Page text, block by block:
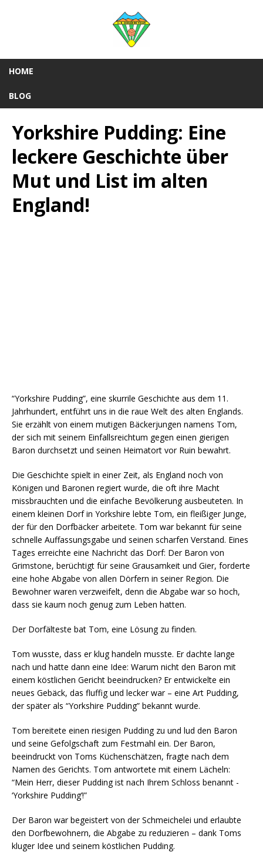
HOME
BLOG
Yorkshire Pudding: Eine
leckere Geschichte über
Mut und List im alten
England!
“Yorkshire Pudding”, eine skurrile Geschichte aus dem 11.
Jahrhundert, entführt uns in die raue Welt des alten Englands.
Sie erzählt von einem mutigen Bäckerjungen namens Tom,
der sich mit seinem Einfallsreichtum gegen einen gierigen
Baron durchsetzt und seinen Heimatort vor Ruin bewahrt.
Die Geschichte spielt in einer Zeit, als England noch von
Königen und Baronen regiert wurde, die oft ihre Macht
missbrauchten und die einfache Bevölkerung ausbeuteten. In
einem kleinen Dorf in Yorkshire lebte Tom, ein fleißiger Junge,
der für den Dorfbäcker arbeitete. Tom war bekannt für seine
schnelle Auffassungsgabe und seinen scharfen Verstand. Eines
Tages erreichte eine Nachricht das Dorf: Der Baron von
Grimstone, berüchtigt für seine Grausamkeit und Gier, forderte
eine hohe Abgabe von allen Dörfern in seiner Region. Die
Bewohner waren verzweifelt, denn die Abgabe war so hoch,
dass sie kaum noch genug zum Leben hatten.
Der Dorfälteste bat Tom, eine Lösung zu finden.
Tom wusste, dass er klug handeln musste. Er dachte lange
nach und hatte dann eine Idee: Warum nicht den Baron mit
einem köstlichen Gericht beeindrucken? Er entwickelte ein
neues Gebäck, das fluffig und lecker war – eine Art Pudding,
der später als “Yorkshire Pudding” bekannt wurde.
Tom bereitete einen riesigen Pudding zu und lud den Baron
und seine Gefolgschaft zum Festmahl ein. Der Baron,
beeindruckt von Toms Küchenschätzen, fragte nach dem
Namen des Gerichts. Tom antwortete mit einem Lächeln:
“Mein Herr, dieser Pudding ist nach Ihrem Schloss benannt -
‘Yorkshire Pudding’!”
Der Baron war begeistert von der Schmeichelei und erlaubte
den Dorfbewohnern, die Abgabe zu reduzieren – dank Toms
kluger Idee und seinem köstlichen Pudding.